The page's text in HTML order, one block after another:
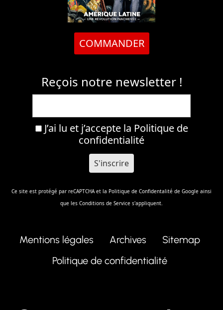
COMMANDER
Reçois notre newsletter !
J’ai lu et j’accepte la Politique de
confidentialité
Ce site est protégé par reCAPTCHA et la Politique de Confidentalité de Google ainsi
que les Conditions de Service s'appliquent.
Mentions légales Archives
Sitemap
Politique de confidentialité